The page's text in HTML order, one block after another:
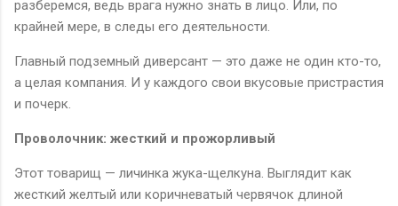
разберемся, ведь врага нужно знать в лицо. Или, по
крайней мере, в следы его деятельности.
Главный подземный диверсант — это даже не один кто-то,
а целая компания. И у каждого свои вкусовые пристрастия
и почерк.
Проволочник: жесткий и прожорливый
Этот товарищ — личинка жука-щелкуна. Выглядит как
жесткий желтый или коричневатый червячок длиной